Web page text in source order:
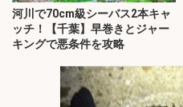
河川で70cm級シーバス2本キャ
ッチ！【千葉】早巻きとジャー
キングで悪条件を攻略